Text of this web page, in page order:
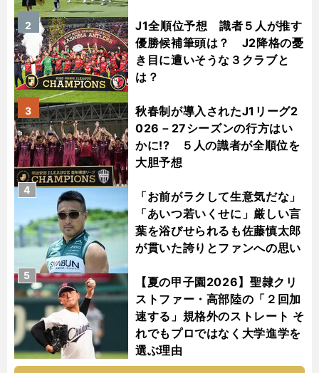
J1全順位予想 識者５人が推す
優勝候補筆頭は？ J2降格の憂
き目に遭いそうな３クラブと
は？
2
秋春制が導入されたJ1リーグ2
026－27シーズンの行方はい
かに!? ５人の識者が全順位を
大胆予想
3
「お前がラクして生意気だな」
「あいつ若いくせに」厳しい言
葉を浴びせられるも佐藤慎太郎
が貫いた誇りとファンへの思い
4
【夏の甲子園2026】聖隷クリ
ストファー・高部陸の「２回加
速する」規格外のストレート そ
れでもプロではなく大学進学を
選ぶ理由
5